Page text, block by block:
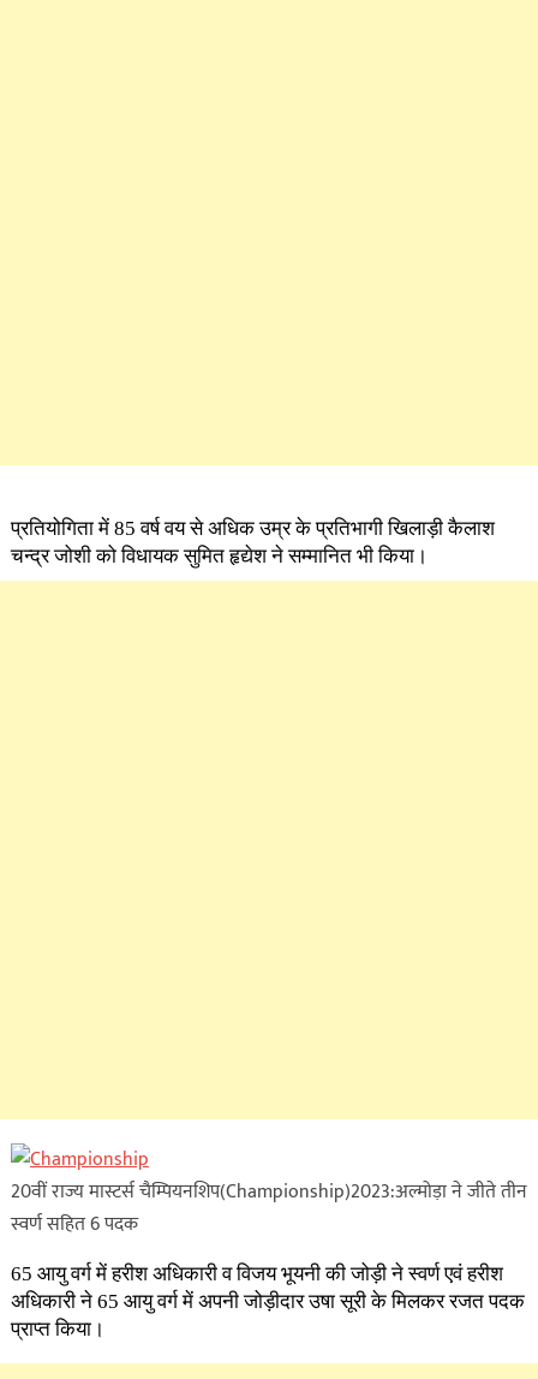
प्रतियोगिता में 85 वर्ष वय से अधिक उम्र के प्रतिभागी खिलाड़ी कैलाश
चन्द्र जोशी को विधायक सुमित हृद्येश ने सम्मानित भी किया।
20वीं राज्य मास्टर्स चैम्पियनशिप(Championship)2023:अल्मोड़ा ने जीते तीन
स्वर्ण सहित 6 पदक
65 आयु वर्ग में हरीश अधिकारी व विजय भूयनी की जोड़ी ने स्वर्ण एवं हरीश
अधिकारी ने 65 आयु वर्ग में अपनी जोड़ीदार उषा सूरी के मिलकर रजत पदक
प्राप्त किया।